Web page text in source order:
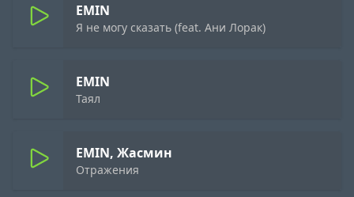
EMIN
Я не могу сказать (feat. Ани Лорак)
EMIN
Таял
EMIN, Жасмин
Отражения